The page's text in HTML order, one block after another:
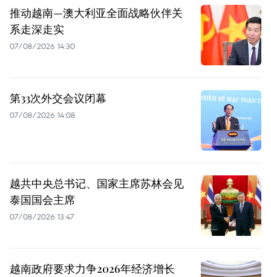
推动越南—澳大利亚全面战略伙伴关
系走深走实
07/08/2026 14:30
第33次外交会议闭幕
07/08/2026 14:08
越共中央总书记、国家主席苏林会见
泰国国会主席
07/08/2026 13:47
越南政府要求力争2026年经济增长